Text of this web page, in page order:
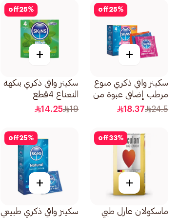
25%
off
+
سكينز واقي ذكري منوع
مرطب إضافي عبوة من
4قطعة
24.5
18.37
25%
off
+
سكينز واقي ذكري بنكهة
النعناع 4قطع
19
14.25
33%
off
+
ماسكولان عازل طبي
25%
off
+
سكينز واقي ذكري طبيعي